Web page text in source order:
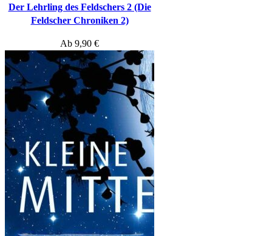
Der Lehrling des Feldschers 2 (Die
Feldscher Chroniken 2)
Ab 9,90 €